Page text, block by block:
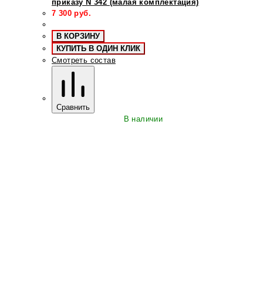
приказу N 342 (малая комплектация)
7 300 руб.
В КОРЗИНУ
КУПИТЬ В ОДИН КЛИК
Смотреть состав
Сравнить
В наличии